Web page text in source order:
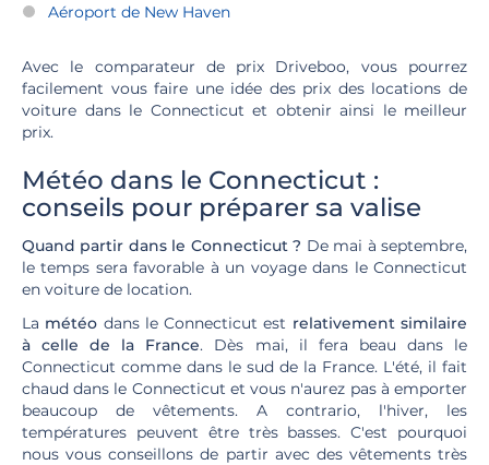
Aéroport de New Haven
Avec le comparateur de prix Driveboo, vous pourrez
facilement vous faire une idée des prix des locations de
voiture dans le Connecticut et obtenir ainsi le meilleur
prix.
Météo dans le Connecticut :
conseils pour préparer sa valise
Quand partir dans le Connecticut ? De mai à septembre,
le temps sera favorable à un voyage dans le Connecticut
en voiture de location.
La météo dans le Connecticut est relativement similaire
à celle de la France. Dès mai, il fera beau dans le
Connecticut comme dans le sud de la France. L'été, il fait
chaud dans le Connecticut et vous n'aurez pas à emporter
beaucoup de vêtements. A contrario, l'hiver, les
températures peuvent être très basses. C'est pourquoi
nous vous conseillons de partir avec des vêtements très